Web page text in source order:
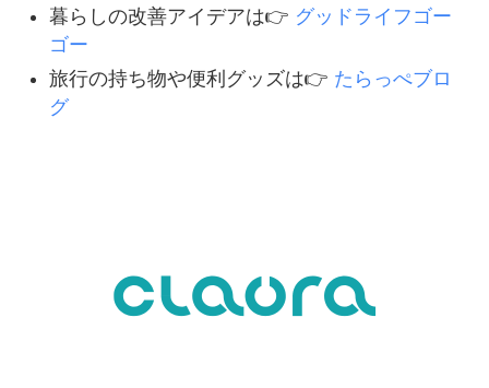
暮らしの改善アイデアは👉 グッドライフゴー
ゴー
旅行の持ち物や便利グッズは👉 たらっぺブロ
グ